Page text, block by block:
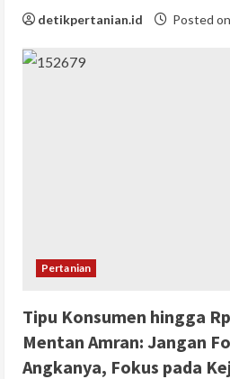
detikpertanian.id Posted
Pertanian
Tipu Konsumen hingga
Mentan Amran: Jangan
Angkanya, Fokus pada